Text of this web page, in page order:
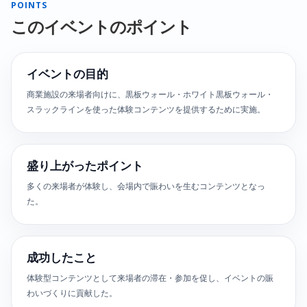
POINTS
このイベントのポイント
イベントの目的
商業施設の来場者向けに、黒板ウォール・ホワイト黒板ウォール・
スラックラインを使った体験コンテンツを提供するために実施。
盛り上がったポイント
多くの来場者が体験し、会場内で賑わいを生むコンテンツとなっ
た。
成功したこと
体験型コンテンツとして来場者の滞在・参加を促し、イベントの賑
わいづくりに貢献した。